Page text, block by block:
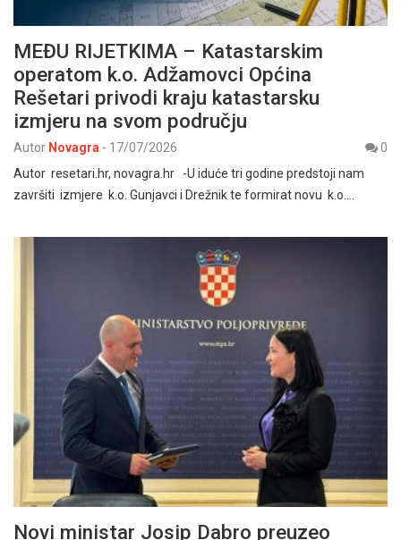
MEĐU RIJETKIMA – Katastarskim
operatom k.o. Adžamovci Općina
Rešetari privodi kraju katastarsku
izmjeru na svom području
Autor Novagra - 17/07/2026
0
Autor resetari.hr, novagra.hr -U iduće tri godine predstoji nam
završiti izmjere k.o. Gunjavci i Drežnik te formirat novu k.o.…
Novi ministar Josip Dabro preuzeo